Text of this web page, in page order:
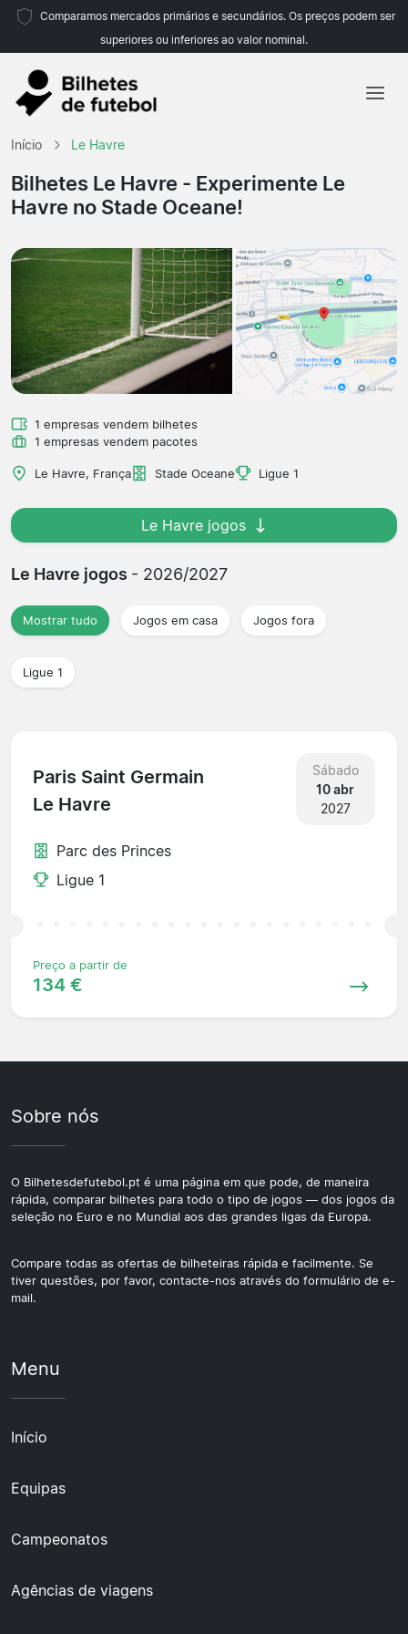
Comparamos mercados primários e secundários. Os preços podem ser
superiores ou inferiores ao valor nominal.
Equipas
Campeonatos
Início Le Havre
Bilhetes Le Havre - Experimente Le
Havre no Stade Oceane!
1 empresas vendem bilhetes
1 empresas vendem pacotes
Le Havre, França Stade Oceane Ligue 1
Le Havre jogos
Le Havre jogos - 2026/2027
Mostrar tudo Jogos em casa Jogos fora
Ligue 1
Paris Saint Germain
Le Havre
Sábado
10 abr
2027
Parc des Princes
Ligue 1
Preço a partir de
134 €
Sobre nós
O Bilhetesdefutebol.pt é uma página em que pode, de maneira
rápida, comparar bilhetes para todo o tipo de jogos — dos jogos da
seleção no Euro e no Mundial aos das grandes ligas da Europa.
Compare todas as ofertas de bilheteiras rápida e facilmente. Se
tiver questões, por favor, contacte-nos através do formulário de e-
mail.
Menu
Início
Equipas
Campeonatos
Agências de viagens